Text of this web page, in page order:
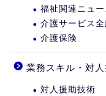
福祉関連ニュー
介護サービス全
介護保険
業務スキル・対人
対人援助技術